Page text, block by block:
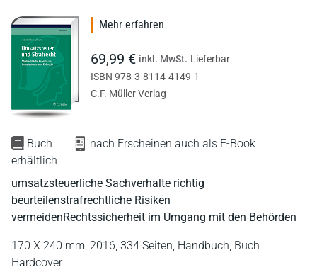
Buch
nach Erscheinen auch als E-Book
erhältlich
umsatzsteuerliche Sachverhalte richtig
beurteilenstrafrechtliche Risiken
vermeidenRechtssicherheit im Umgang mit den Behörden
170 X 240 mm, 2016, 334 Seiten, Handbuch, Buch
Hardcover
Mehr erfahren
69,99 € inkl. MwSt. Lieferbar
ISBN 978-3-8114-4149-1
C.F. Müller Verlag